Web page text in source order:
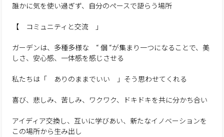
誰かに気を使い過ぎず、自分のペースで語らう場所
【 コミュニティと交流 」
ガーデンは、多種多様な “ 個 “が集まり一つになることで、美
しさ、安心感、一体感を感じさせる
私たちは「 ありのままでいい 」そう思わせてくれる
喜び、悲しみ、苦しみ、ワクワク、ドキドキを共に分かち合い
アイディア交換し、互いに学びあい、新たなイノベーションを
この場所から生み出し